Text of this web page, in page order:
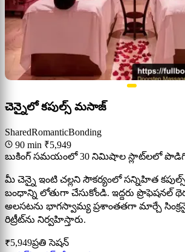
చెన్నైలో కపుల్స్ మసాజ్
SharedRomanticBonding
90 min ₹5,949
బుకింగ్ సమయంలో 30 నిమిషాల స్లాట్‌లలో
మీ చెన్నై ఇంటి చల్లని సౌకర్యంలో సన్నిహిత
బంధాన్ని లోతుగా చేసుకోండి. ఇద్దరు ప్రొఫెషనల్
అలసటను భాగస్వామ్య ప్రశాంతతగా మార్చే
రిట్రీట్‌ను నిర్వహిస్తారు.
₹5,949ప్రతి సెషన్